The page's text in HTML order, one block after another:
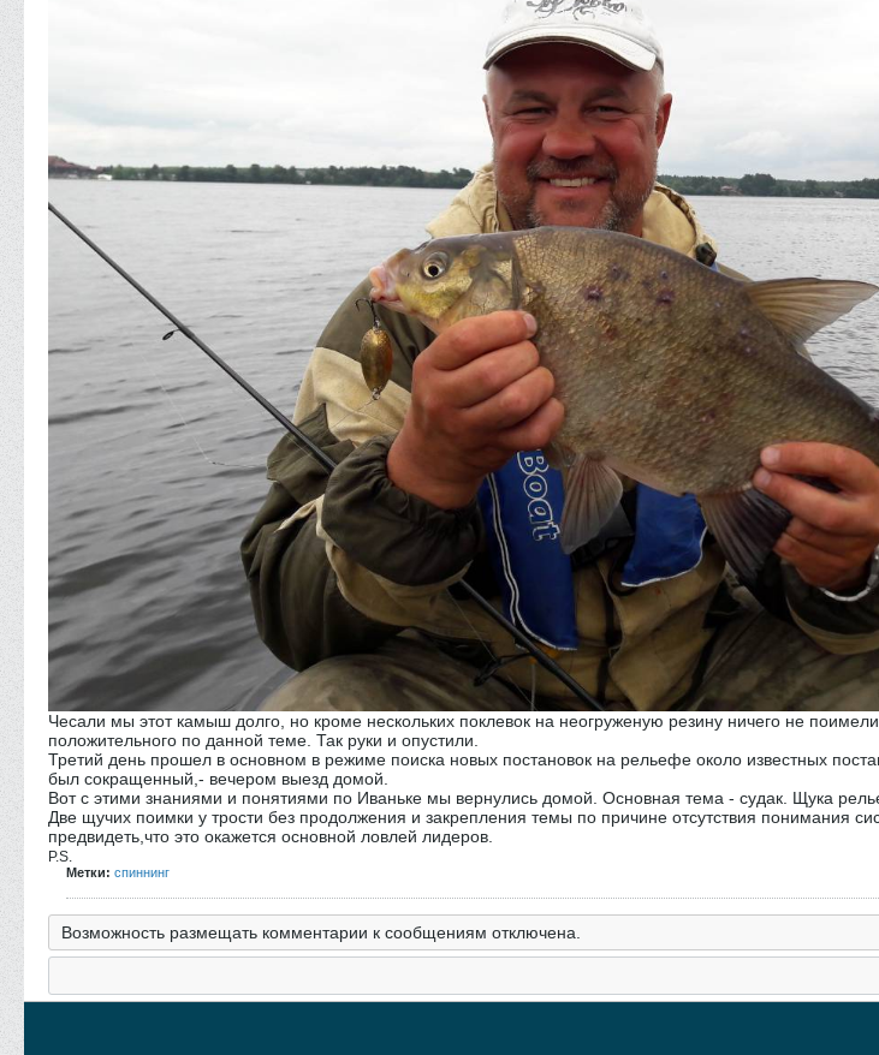
Чесали мы этот камыш долго, но кроме нескольких поклевок на неогруженую резину ничего не
положительного по данной теме. Так руки и опустили.
Третий день прошел в основном в режиме поиска новых постановок на рельефе около известных
был сокращенный,- вечером выезд домой.
Вот с этими знаниями и понятиями по Иваньке мы вернулись домой. Основная тема - судак. Щука
Две щучих поимки у трости без продолжения и закрепления темы по причине отсутствия понимания
предвидеть,что это окажется основной ловлей лидеров.
P.S.
Метки: спиннинг
Возможность размещать комментарии к сообщениям отключена.